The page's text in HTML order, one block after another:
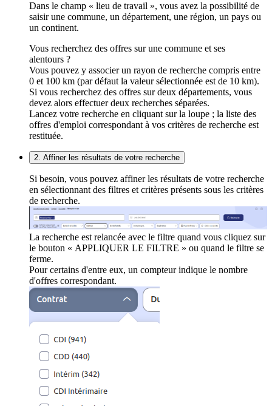
Dans le champ « lieu de travail », vous avez la possibilité de
saisir une commune, un département, une région, un pays ou
un continent.
Vous recherchez des offres sur une commune et ses
alentours ?
Vous pouvez y associer un rayon de recherche compris entre
0 et 100 km (par défaut la valeur sélectionnée est de 10 km).
Si vous recherchez des offres sur deux départements, vous
devez alors effectuer deux recherches séparées.
Lancez votre recherche en cliquant sur la loupe ; la liste des
offres d'emploi correspondant à vos critères de recherche est
restituée.
2. Affiner les résultats de votre recherche
Si besoin, vous pouvez affiner les résultats de votre recherche
en sélectionnant des filtres et critères présents sous les critères
de recherche.
La recherche est relancée avec le filtre quand vous cliquez sur
le bouton « APPLIQUER LE FILTRE » ou quand le filtre se
ferme.
Pour certains d'entre eux, un compteur indique le nombre
d'offres correspondant.